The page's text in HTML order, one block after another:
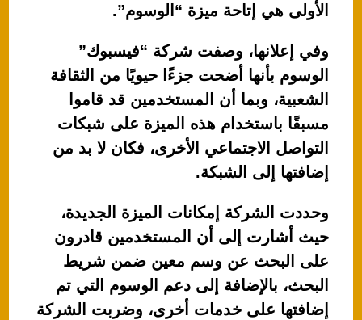
الأولى هي إتاحة ميزة “الوسوم”.
وفي إعلانها، وصفت شركة “فيسبوك”
الوسوم بأنها أضحت جزءًا حيويًا من الثقافة
الشعبية، وبما أن المستخدمين قد قاموا
مسبقًا باستخدام هذه الميزة على شبكات
التواصل الاجتماعي الأخرى، فكان لا بد من
إضافتها إلى الشبكة.
وحددت الشركة إمكانات الميزة الجديدة،
حيث أشارت إلى أن المستخدمين قادرون
على البحث عن وسم معين ضمن شريط
البحث، بالإضافة إلى دعم الوسوم التي تم
إضافتها على خدمات أخرى، وضربت الشركة